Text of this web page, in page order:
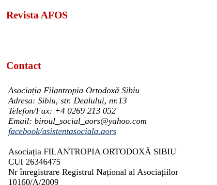
Revista AFOS
Contact
Asociația Filantropia Ortodoxă Sibiu
Adresa: Sibiu, str. Dealului, nr.13
Telefon/Fax: +4 0269 213 052
Email: biroul_social_aors@yahoo.com
facebook/asistentasociala.aors
Asociația FILANTROPIA ORTODOXĂ SIBIU
CUI 26346475
Nr înregistrare Registrul Național al Asociațiilor
10160/A/2009